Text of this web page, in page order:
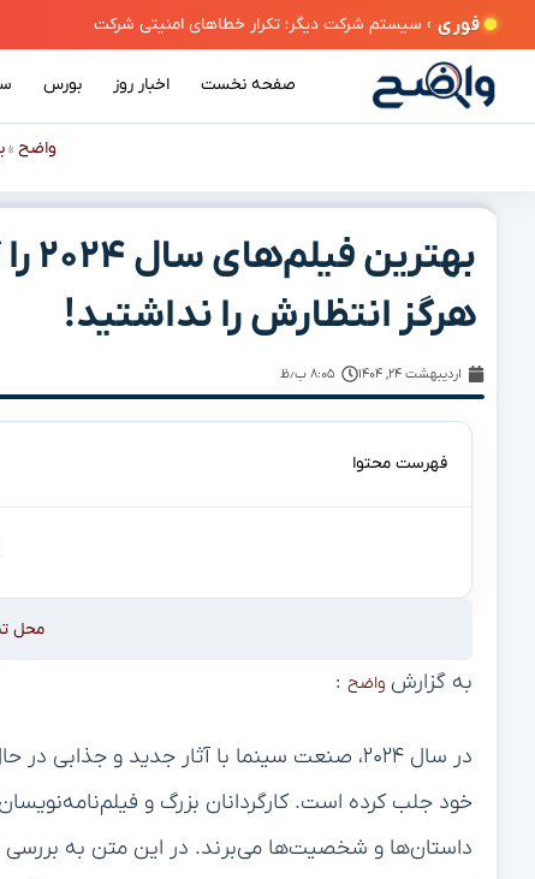
فوری
صفحه نخست اخبار روز بورس
واضح »
هرگز انتظارش را نداشتید!
اردیبهشت ۲۴, ۱۴۰۴ ۸:۰۵ ب٫ظ
فهرست محتوا
محل
به گزارشواضح :
در سال ۲۰۲۴، صنعت سینما با آثار جدید و
خود جلب کرده است. کارگردانان بزرگ و فیلم‌نامه‌نویسان